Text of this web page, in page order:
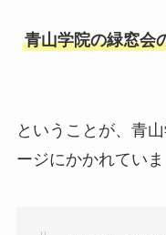
青山学院の緑窓会
ということが、青
ージにかかれていま